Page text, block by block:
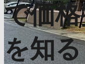
で価
を知